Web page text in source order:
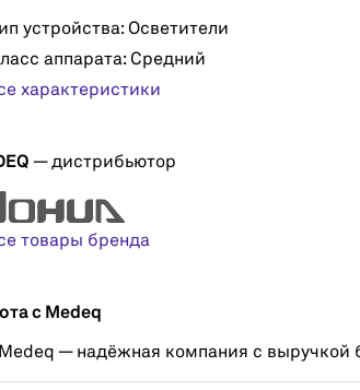
устройства: Осветители
аппарата: Средний
характеристики
— дистрибьютор
товары бренда
с Medeq
Medeq — надёжная компания с выручкой